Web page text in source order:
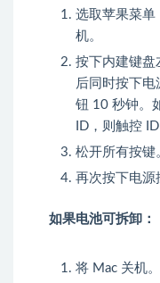
选取苹果菜单
机。
按下内建键
后同时按下电
钮 10 秒钟。
ID，则触控
松开所有按键
再次按下电源
如果电池可拆卸：
将 Mac 关机。